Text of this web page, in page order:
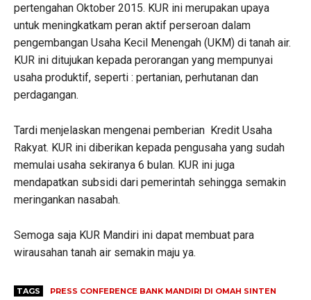
pertengahan Oktober 2015. KUR ini merupakan upaya
untuk meningkatkam peran aktif perseroan dalam
pengembangan Usaha Kecil Menengah (UKM) di tanah air.
KUR ini ditujukan kepada perorangan yang mempunyai
usaha produktif, seperti : pertanian, perhutanan dan
perdagangan.
Tardi menjelaskan mengenai pemberian Kredit Usaha
Rakyat. KUR ini diberikan kepada pengusaha yang sudah
memulai usaha sekiranya 6 bulan. KUR ini juga
mendapatkan subsidi dari pemerintah sehingga semakin
meringankan nasabah.
Semoga saja KUR Mandiri ini dapat membuat para
wirausahan tanah air semakin maju ya.
TAGS PRESS CONFERENCE BANK MANDIRI DI OMAH SINTEN